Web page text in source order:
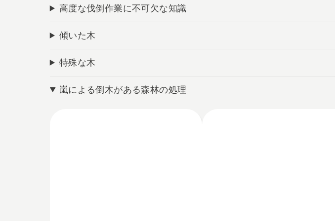
高度な伐倒作業に不可欠な知識
傾いた木
特殊な木
嵐による倒木がある森林の処理